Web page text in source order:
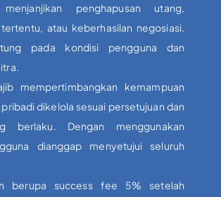
penghapusan utang,
atau keberhasilan negosiasi.
pada kondisi pengguna dan
mempertimbangkan kemampuan
dikelola sesuai persetujuan dan
berlaku. Dengan menggunakan
dianggap menyetujui seluruh
berupa success fee 5% setelah